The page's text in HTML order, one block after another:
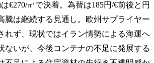
€270/㎥で決着。為替は185円/€前後と円
騰は継続する見通し。欧州サプライヤー
れず、現状ではイラン情勢による海運へ
ないが、今後コンテナの不足に発展する